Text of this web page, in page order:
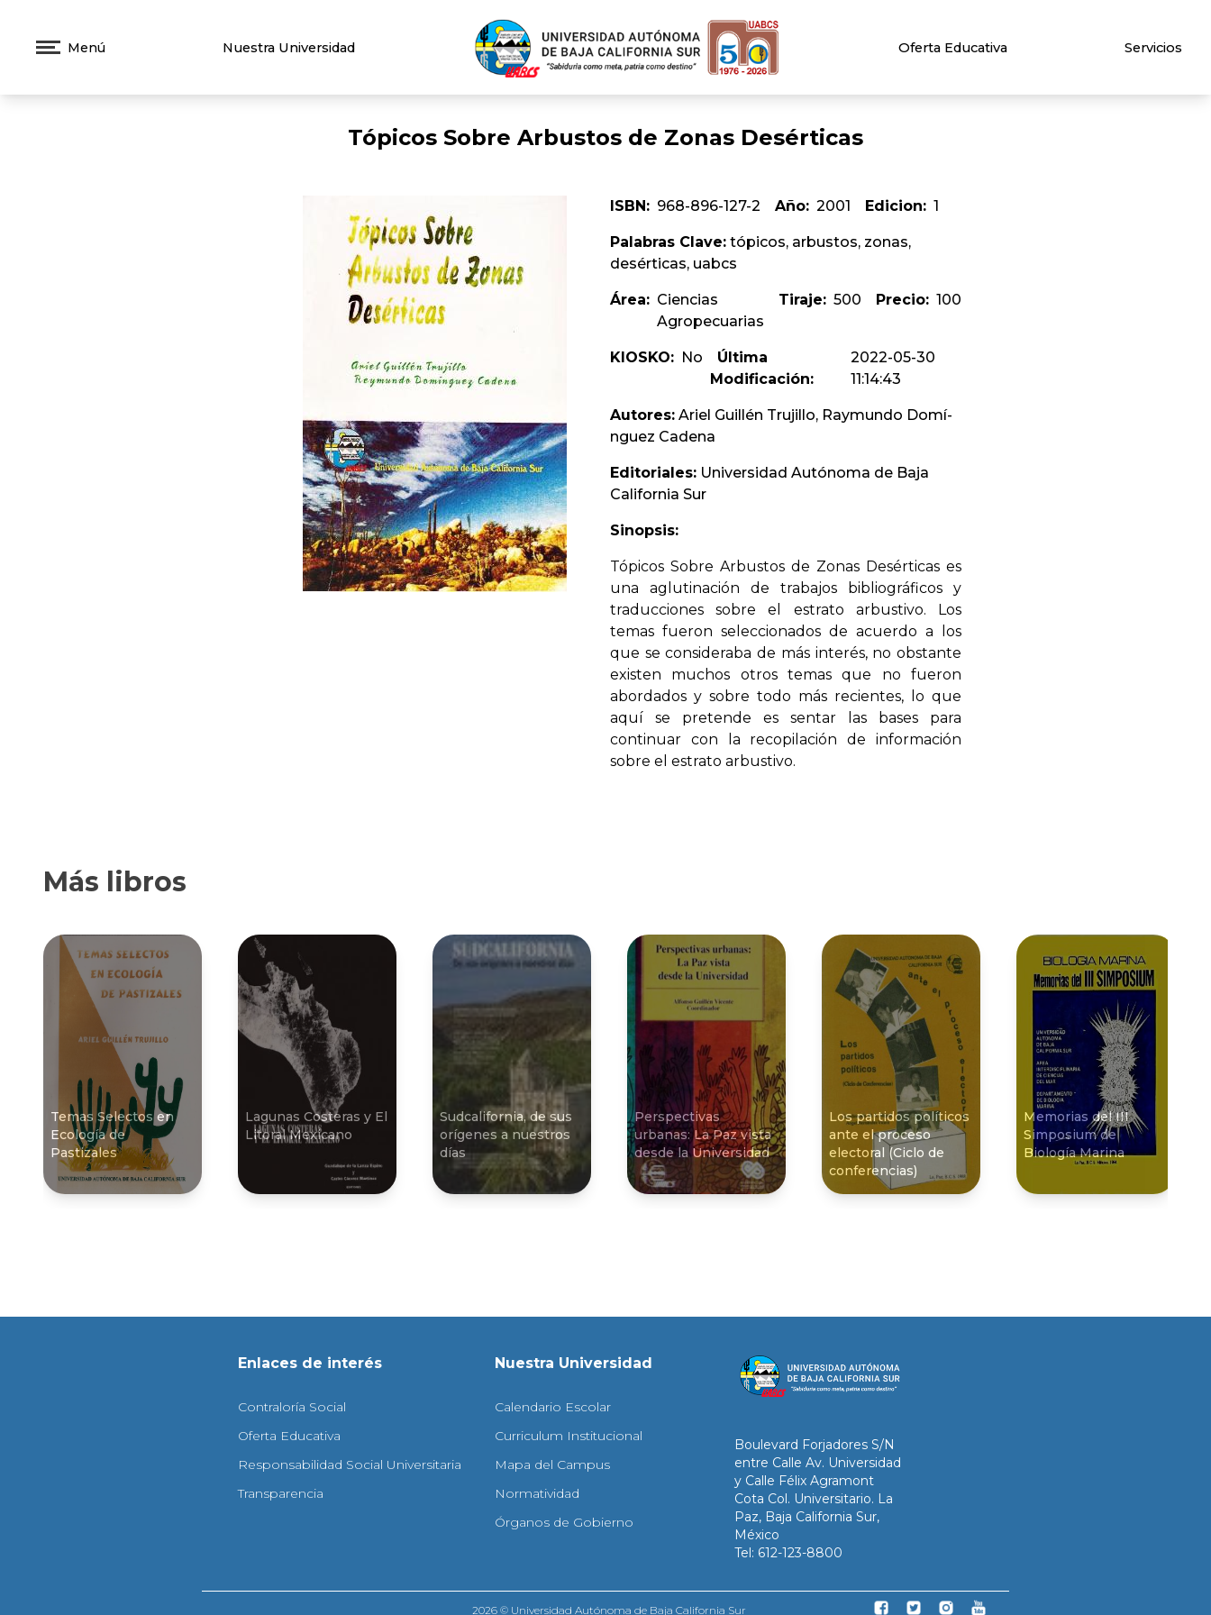
Menú Nuestra Universidad Oferta Educativa Servicios
Tópicos Sobre Arbustos de Zonas Desérticas
ISBN: 968-896-127-2 Año: 2001 Edicion: 1
Palabras Clave: tópicos, arbustos, zonas,
desérticas, uabcs
Área: Ciencias
Agropecuarias
Tiraje: 500 Precio: 100
KIOSKO: No
Última
Modificación:
2022-05-30
11:14:43
Autores: Ariel Guillén Trujillo, Raymundo Domí­
nguez Cadena
Editoriales: Universidad Autónoma de Baja
California Sur
Sinopsis:
Tópicos Sobre Arbustos de Zonas Desérticas es
una aglutinación de trabajos bibliográficos y
traducciones sobre el estrato arbustivo. Los
temas fueron seleccionados de acuerdo a los
que se consideraba de más interés, no obstante
existen muchos otros temas que no fueron
abordados y sobre todo más recientes, lo que
aquí se pretende es sentar las bases para
continuar con la recopilación de información
sobre el estrato arbustivo.
Más libros
Temas Selectos en
Ecologí­a de
Pastizales
Lagunas Costeras y El
Litoral Mexicano
Sudcalifornia, de sus
orí­genes a nuestros
dí­as
Perspectivas
urbanas: La Paz vista
desde la Universidad
Los partidos políticos
ante el proceso
electoral (Ciclo de
conferencias)
Memorias del III
Simposium de
Biología Marina
Enlaces de interés
Contraloría Social
Oferta Educativa
Responsabilidad Social Universitaria
Transparencia
Nuestra Universidad
Calendario Escolar
Curriculum Institucional
Mapa del Campus
Normatividad
Órganos de Gobierno
Boulevard Forjadores S/N
entre Calle Av. Universidad
y Calle Félix Agramont
Cota Col. Universitario. La
Paz, Baja California Sur,
México
Tel: 612-123-8800
2026 © Universidad Autónoma de Baja California Sur